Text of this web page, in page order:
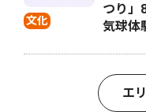
文化
つり」
気球体
エ